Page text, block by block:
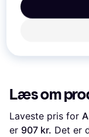
Læs om
Laveste pris for
er 907 kr. Det er